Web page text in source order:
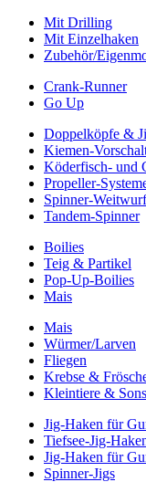
Mit Drilling
Mit Einzelhaken
Zubehör/
Crank-Runner
Go Up
Doppelköpfe &
Kiemen-
Köderfisch- und
Propeller-
Spinner-
Tandem-Spinner
Boilies
Teig & Partikel
Pop-Up-Boilies
Mais
Mais
Würmer/Larven
Fliegen
Krebse &
Kleintiere &
Jig-Haken für
Tiefsee-Jig-
Jig-Haken für
Spinner-Jigs